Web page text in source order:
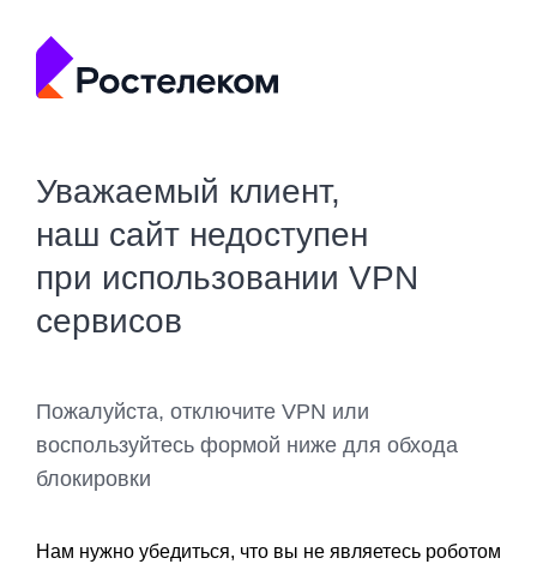
Уважаемый клиент,
наш сайт недоступен
при использовании VPN
сервисов
Пожалуйста, отключите VPN или
воспользуйтесь формой ниже для обхода
блокировки
Нам нужно убедиться, что вы не являетесь роботом